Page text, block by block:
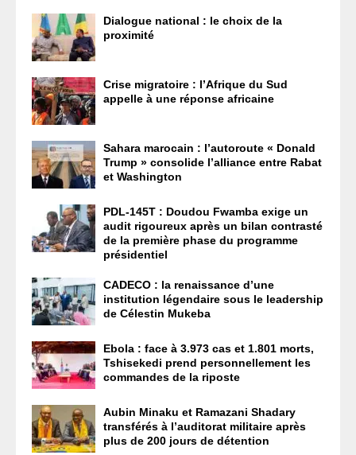
Dialogue national : le choix de la
proximité
Crise migratoire : l’Afrique du Sud
appelle à une réponse africaine
Sahara marocain : l’autoroute « Donald
Trump » consolide l’alliance entre Rabat
et Washington
PDL-145T : Doudou Fwamba exige un
audit rigoureux après un bilan contrasté
de la première phase du programme
présidentiel
CADECO : la renaissance d’une
institution légendaire sous le leadership
de Célestin Mukeba
Ebola : face à 3.973 cas et 1.801 morts,
Tshisekedi prend personnellement les
commandes de la riposte
Aubin Minaku et Ramazani Shadary
transférés à l’auditorat militaire après
plus de 200 jours de détention